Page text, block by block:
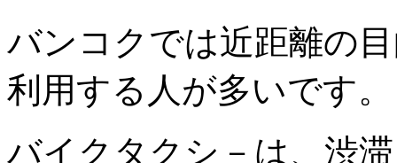
バンコクでは近距離の
利用する人が多いです。
バイクタクシ－は、渋